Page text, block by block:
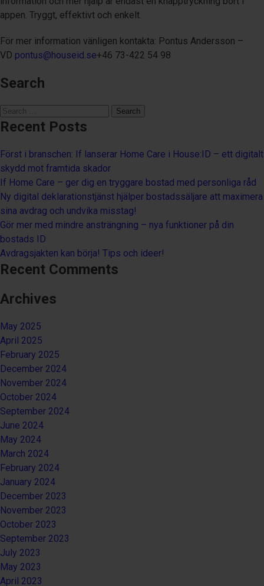
appen. Tryggt, effektivt och enkelt.
För mer information vänligen kontakta: Pontus Andersson –
VD pontus@houseid.se+46 73-422 54 98
Search
Search
for:
Recent Posts
Först i branschen: If lanserar Home Care i House:ID – ett digitalt
skydd mot framtida skador
If Home Care – ger dig en tryggare bostad med personliga råd
Ny digital deklarationstjänst hjälper bostadssäljare att maximera
sina avdrag och undvika misstag!
Gör mer med mindre ansträngning – nya funktioner på din
bostads ID
Avdragsjakten kan börja! Tips och ideer!
Recent Comments
Archives
May 2025
April 2025
February 2025
December 2024
November 2024
October 2024
September 2024
June 2024
May 2024
March 2024
February 2024
January 2024
December 2023
November 2023
October 2023
September 2023
July 2023
May 2023
April 2023